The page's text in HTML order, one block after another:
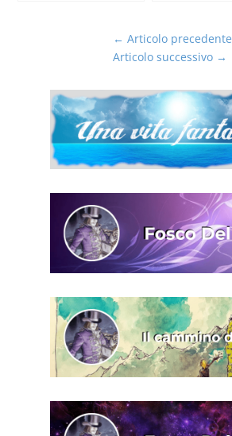
←Articolo precedente
Articolo successivo →